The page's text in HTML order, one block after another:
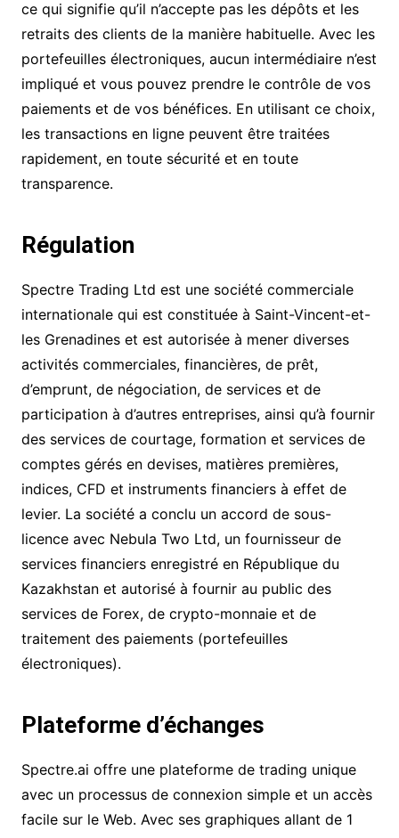
ce qui signifie qu’il n’accepte pas les dépôts et les
retraits des clients de la manière habituelle. Avec les
portefeuilles électroniques, aucun intermédiaire n’est
impliqué et vous pouvez prendre le contrôle de vos
paiements et de vos bénéfices. En utilisant ce choix,
les transactions en ligne peuvent être traitées
rapidement, en toute sécurité et en toute
transparence.
Régulation
Spectre Trading Ltd est une société commerciale
internationale qui est constituée à Saint-Vincent-et-
les Grenadines et est autorisée à mener diverses
activités commerciales, financières, de prêt,
d’emprunt, de négociation, de services et de
participation à d’autres entreprises, ainsi qu’à fournir
des services de courtage, formation et services de
comptes gérés en devises, matières premières,
indices, CFD et instruments financiers à effet de
levier. La société a conclu un accord de sous-
licence avec Nebula Two Ltd, un fournisseur de
services financiers enregistré en République du
Kazakhstan et autorisé à fournir au public des
services de Forex, de crypto-monnaie et de
traitement des paiements (portefeuilles
électroniques).
Plateforme d’échanges
Spectre.ai offre une plateforme de trading unique
avec un processus de connexion simple et un accès
facile sur le Web. Avec ses graphiques allant de 1